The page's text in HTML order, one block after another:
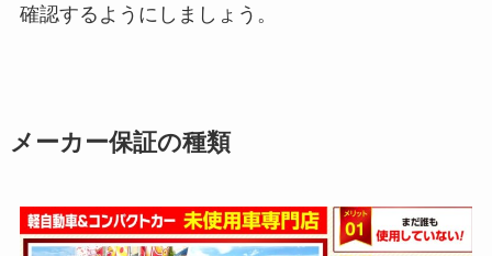
確認するようにしましょう。
メーカー保証の種類